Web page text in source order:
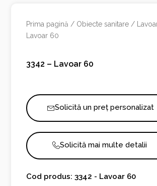
Prima pagină / Obiecte sanitare /
Lavoar 60
3342 – Lavoar 60
Solicită un preț personalizat
Solicită mai multe detalii
Cod produs: 3342 - Lavoar 60